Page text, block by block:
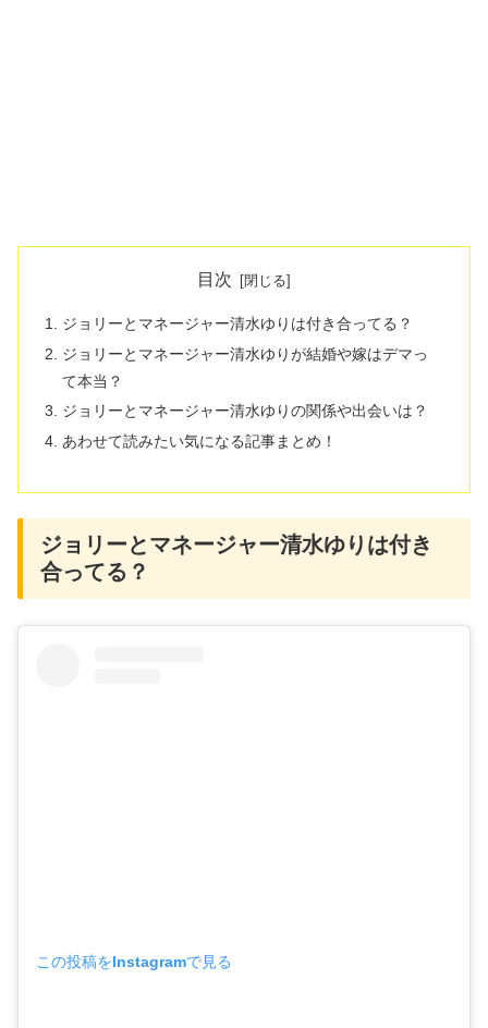
目次
ジョリーとマネージャー清水ゆりは付き合ってる？
ジョリーとマネージャー清水ゆりが結婚や嫁はデマっ
て本当？
ジョリーとマネージャー清水ゆりの関係や出会いは？
あわせて読みたい気になる記事まとめ！
ジョリーとマネージャー清水ゆりは付き
合ってる？
この投稿をInstagramで見る